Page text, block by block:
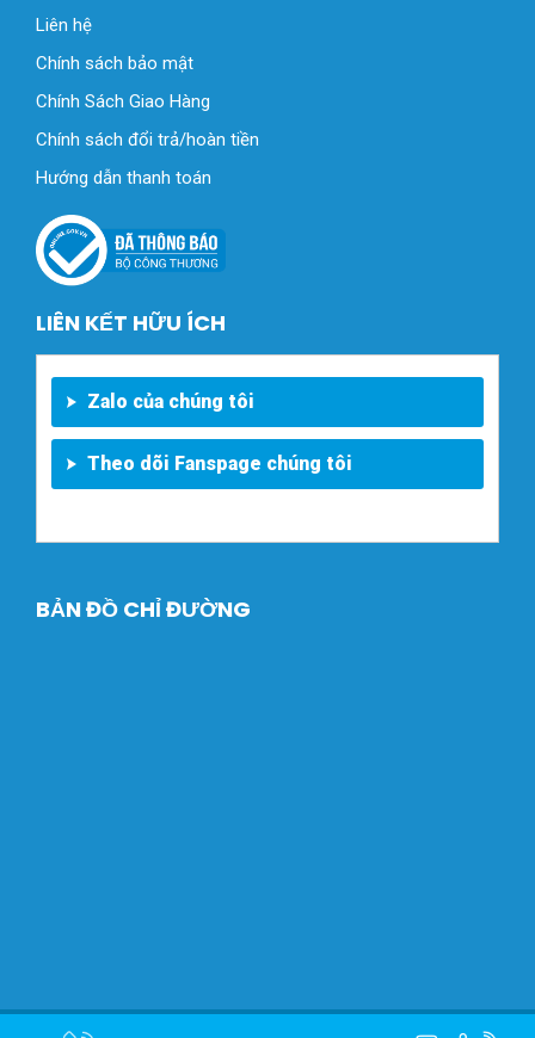
Liên hệ
Chính sách bảo mật
Chính Sách Giao Hàng
Chính sách đổi trả/hoàn tiền
Hướng dẫn thanh toán
LIÊN KẾT HỮU ÍCH
Zalo của chúng tôi
Theo dõi Fanspage chúng tôi
BẢN ĐỒ CHỈ ĐƯỜNG
Copyright © 2024 Máy Xây dựng Dtech. Designed byHalink